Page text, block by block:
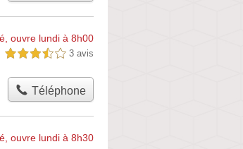
ouvre lundi à 8h00
3,5 étoiles sur 5 3 avis
Téléphone
ouvre lundi à 8h30